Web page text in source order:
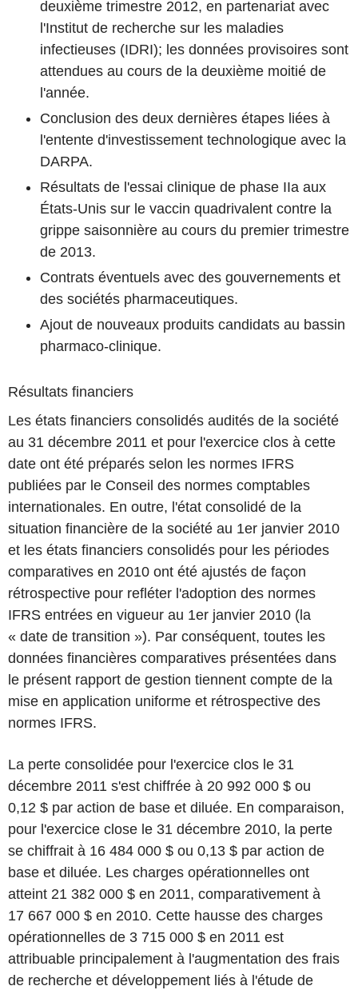
deuxième trimestre 2012, en partenariat avec
l'Institut de recherche sur les maladies
infectieuses (IDRI); les données provisoires sont
attendues au cours de la deuxième moitié de
l'année.
Conclusion des deux dernières étapes liées à
l'entente d'investissement technologique avec la
DARPA.
Résultats de l'essai clinique de phase IIa aux
États-Unis sur le vaccin quadrivalent contre la
grippe saisonnière au cours du premier trimestre
de 2013.
Contrats éventuels avec des gouvernements et
des sociétés pharmaceutiques.
Ajout de nouveaux produits candidats au bassin
pharmaco-clinique.
Résultats financiers
Les états financiers consolidés audités de la société
au 31 décembre 2011 et pour l'exercice clos à cette
date ont été préparés selon les normes IFRS
publiées par le Conseil des normes comptables
internationales. En outre, l'état consolidé de la
situation financière de la société au 1er janvier 2010
et les états financiers consolidés pour les périodes
comparatives en 2010 ont été ajustés de façon
rétrospective pour refléter l'adoption des normes
IFRS entrées en vigueur au 1er janvier 2010 (la
« date de transition »). Par conséquent, toutes les
données financières comparatives présentées dans
le présent rapport de gestion tiennent compte de la
mise en application uniforme et rétrospective des
normes IFRS.
La perte consolidée pour l'exercice clos le 31
décembre 2011 s'est chiffrée à 20 992 000 $ ou
0,12 $ par action de base et diluée. En comparaison,
pour l'exercice close le 31 décembre 2010, la perte
se chiffrait à 16 484 000 $ ou 0,13 $ par action de
base et diluée. Les charges opérationnelles ont
atteint 21 382 000 $ en 2011, comparativement à
17 667 000 $ en 2010. Cette hausse des charges
opérationnelles de 3 715 000 $ en 2011 est
attribuable principalement à l'augmentation des frais
de recherche et développement liés à l'étude de